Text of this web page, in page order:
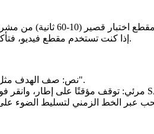
إذا كنت تستخدم مقطع فيديو، فتأكد من أنه يحتوي على صوت متزامن؛ هذا يفتح المطالبة المرئية.
نص: صف الهدف مثل "تصفيق" أو "غناء رئيسي" أو "بوق سيارة" أو "خطوات أقدام".